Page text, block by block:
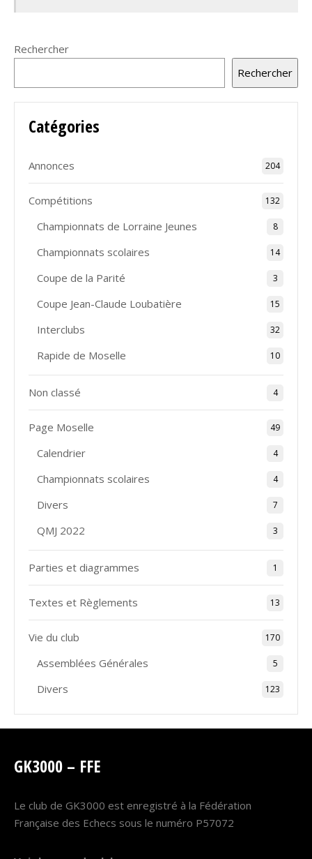
Rechercher
Rechercher
Catégories
Annonces 204
Compétitions 132
Championnats de Lorraine Jeunes 8
Championnats scolaires 14
Coupe de la Parité 3
Coupe Jean-Claude Loubatière 15
Interclubs 32
Rapide de Moselle 10
Non classé 4
Page Moselle 49
Calendrier 4
Championnats scolaires 4
Divers 7
QMJ 2022 3
Parties et diagrammes 1
Textes et Règlements 13
Vie du club 170
Assemblées Générales 5
Divers 123
GK3000 – FFE
Le club de GK3000 est enregistré à la Fédération
Française des Echecs sous le numéro P57072